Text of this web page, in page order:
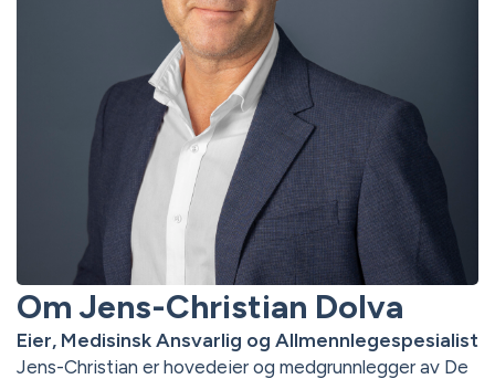
Om Jens-Christian Dolva
Eier, Medisinsk Ansvarlig og Allmennlegespesialist
Jens-Christian er hovedeier og medgrunnlegger av De